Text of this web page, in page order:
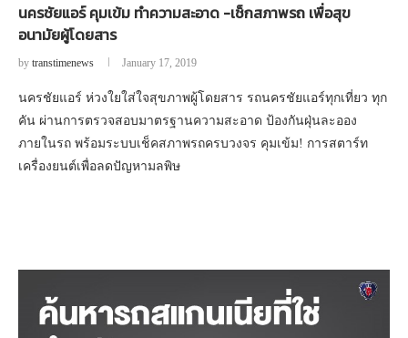
นครชัยแอร์ คุมเข้ม ทำความสะอาด -เช็กสภาพรถ เพื่อสุข
อนามัยผู้โดยสาร
by transtimenews January 17, 2019
นครชัยแอร์ ห่วงใยใส่ใจสุขภาพผู้โดยสาร รถนครชัยแอร์ทุกเที่ยว ทุก
คัน ผ่านการตรวจสอบมาตรฐานความสะอาด ป้องกันฝุ่นละออง
ภายในรถ พร้อมระบบเช็คสภาพรถครบวงจร คุมเข้ม! การสตาร์ท
เครื่องยนต์เพื่อลดปัญหามลพิษ